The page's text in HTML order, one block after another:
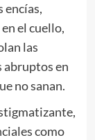
encías,
el cuello,
las
abruptos en
no sanan.
como